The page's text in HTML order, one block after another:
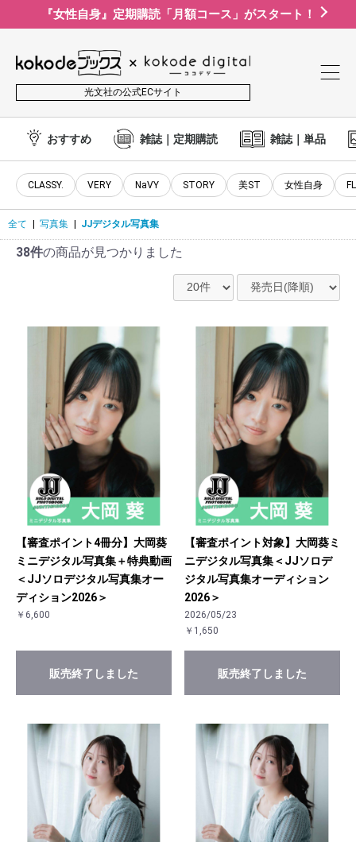
『女性自身』定期購読「月額コース」がスタート！
光文社の公式ECサイト
おすすめ 雑誌｜定期購読 雑誌｜単品
CLASSY. VERY NaVY STORY 美ST 女性自身
全て | 写真集 | JJデジタル写真集
38件の商品が見つかりました
【審査ポイント4冊分】大岡葵
ミニデジタル写真集＋特典動画
＜JJソロデジタル写真集オー
ディション2026＞
￥6,600
販売終了しました
【審査ポイント対象】大岡葵ミ
ニデジタル写真集＜JJソロデ
ジタル写真集オーディション
2026＞
2026/05/23
￥1,650
販売終了しました